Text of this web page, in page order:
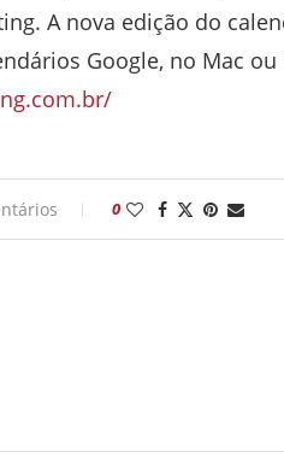
A nova edição do
Google, no Mac
0